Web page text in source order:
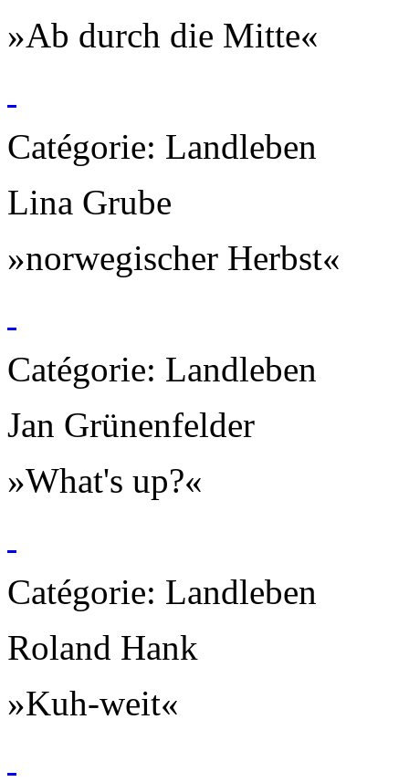
»Ab durch die Mitte«
Catégorie: Landleben
Lina Grube
»norwegischer Herbst«
Catégorie: Landleben
Jan Grünenfelder
»What's up?«
Catégorie: Landleben
Roland Hank
»Kuh-weit«